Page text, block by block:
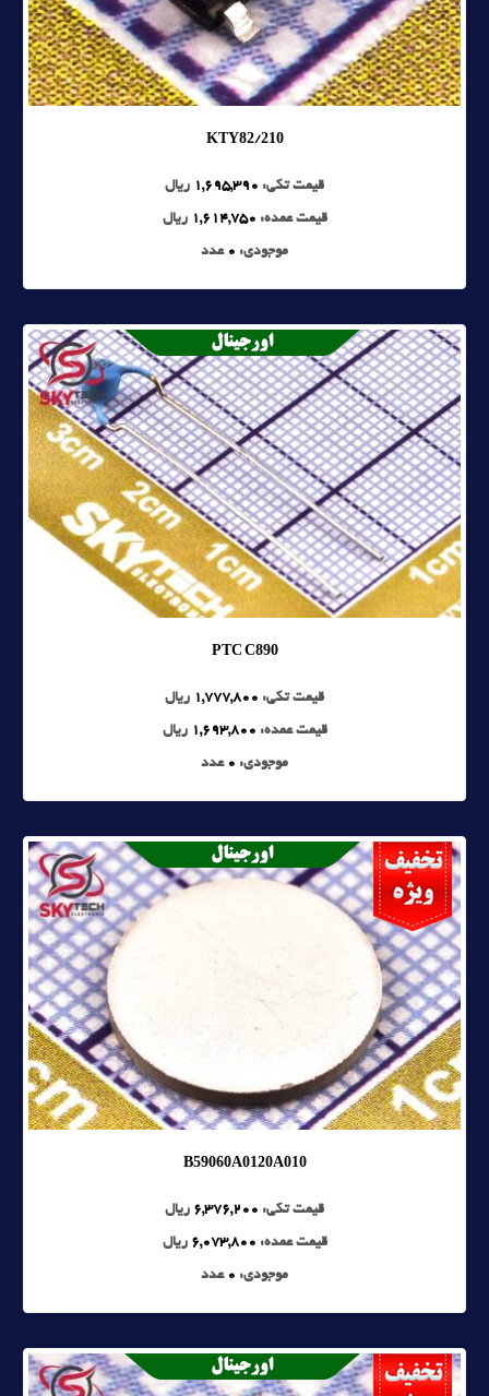
KTY82/210
قیمت تکی: 1,695,390 ریال
قیمت عمده: 1,614,750 ریال
موجودی: 0 عدد
PTC C890
قیمت تکی: 1,777,800 ریال
قیمت عمده: 1,693,800 ریال
موجودی: 0 عدد
B59060A0120A010
قیمت تکی: 6,376,200 ریال
قیمت عمده: 6,073,800 ریال
موجودی: 0 عدد